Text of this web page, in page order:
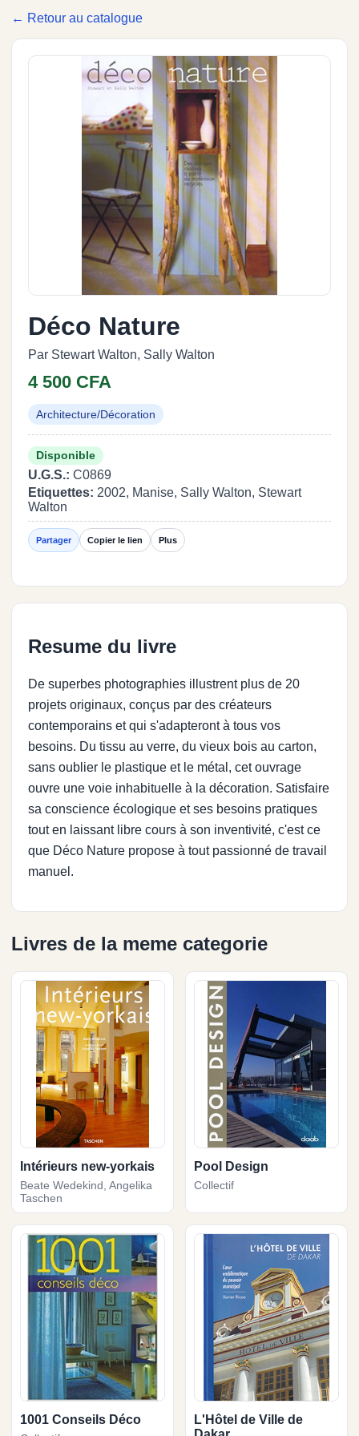
← Retour au catalogue
Déco Nature
Par Stewart Walton, Sally Walton
4 500 CFA
Architecture/Décoration
Disponible
U.G.S.: C0869
Etiquettes: 2002, Manise, Sally Walton, Stewart
Walton
Partager Copier le lien Plus
Resume du livre
De superbes photographies illustrent plus de 20
projets originaux, conçus par des créateurs
contemporains et qui s'adapteront à tous vos
besoins. Du tissu au verre, du vieux bois au carton,
sans oublier le plastique et le métal, cet ouvrage
ouvre une voie inhabituelle à la décoration. Satisfaire
sa conscience écologique et ses besoins pratiques
tout en laissant libre cours à son inventivité, c'est ce
que Déco Nature propose à tout passionné de travail
manuel.
Livres de la meme categorie
Intérieurs new-yorkais
Beate Wedekind, Angelika
Taschen
Pool Design
Collectif
1001 Conseils Déco
L'Hôtel de Ville de